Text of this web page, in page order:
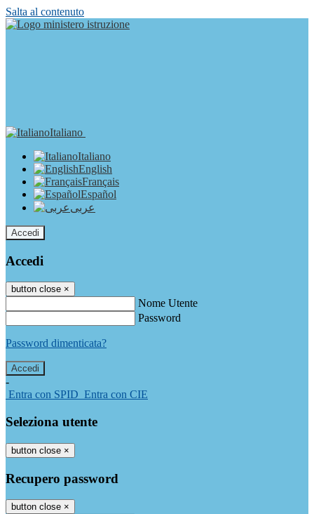
Salta al contenuto
Italiano
Italiano
English
Français
Español
عربى
Accedi
Accedi
button close ×
Nome Utente
Password
Password dimenticata?
-
Entra con SPID Entra con CIE
Seleziona utente
button close ×
Recupero password
button close ×